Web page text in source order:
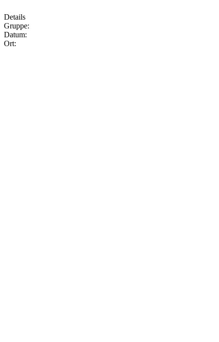
Details
Gruppe:
Datum:
Ort: